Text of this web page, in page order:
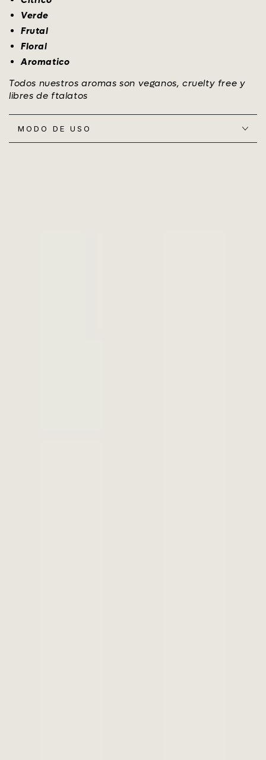
Verde
Frutal
Floral
Aromatico
Todos nuestros aromas son veganos, cruelty free y
libres de ftalatos
MODO DE USO